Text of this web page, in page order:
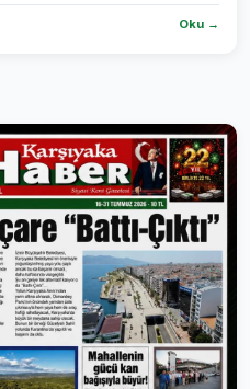
Oku →